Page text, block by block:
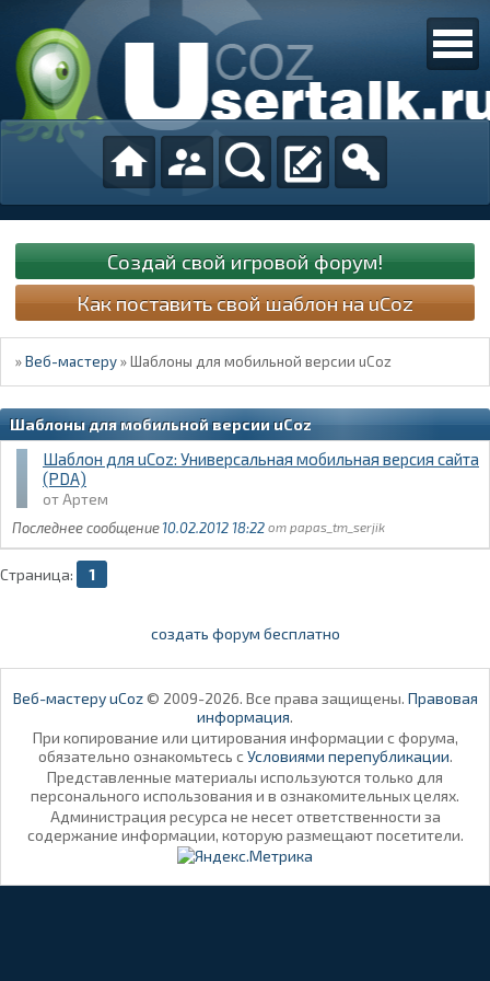
Создай свой игровой форум!
Как поставить свой шаблон на uCoz
»Веб-мастеру »Шаблоны для мобильной версии uCoz
Шаблоны для мобильной версии uCoz
Шаблон для uCoz: Универсальная мобильная версия сайта
(PDA)
Артем
10.02.2012 18:22
papas_tm_serjik
Страница: 1
создать форум бесплатно
Веб-мастеру uCoz© 2009-2026. Все права защищены. Правовая
информация.
При копирование или цитирования информации с форума,
обязательно ознакомьтесь с Условиями перепубликации.
Представленные материалы используются только для
персонального использования и в ознакомительных целях.
Администрация ресурса не несет ответственности за
содержание информации, которую размещают посетители.